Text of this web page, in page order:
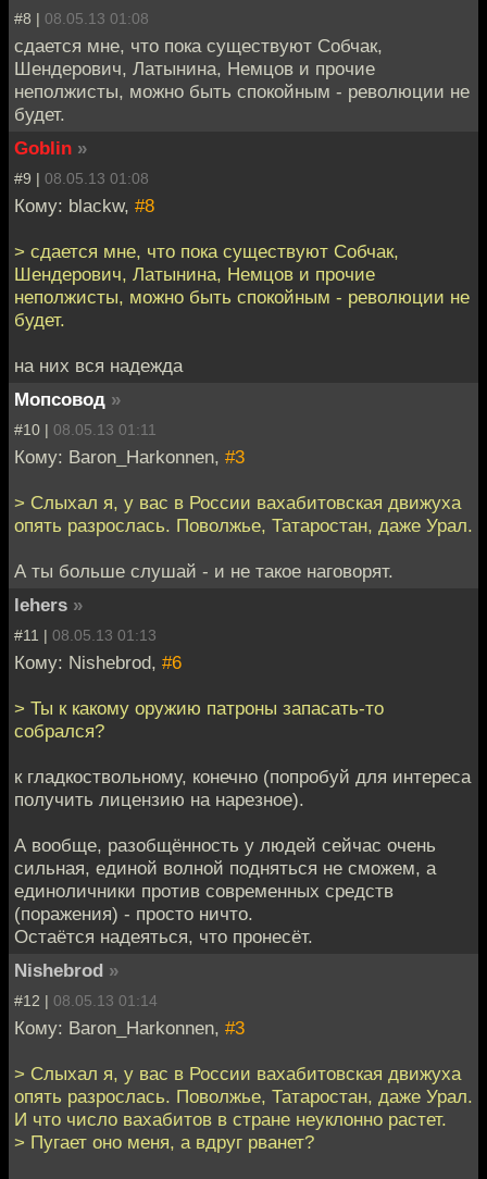
#8 | 08.05.13 01:08
сдается мне, что пока существуют Собчак,
Шендерович, Латынина, Немцов и прочие
неполжисты, можно быть спокойным - революции не
будет.
Goblin »
#9 | 08.05.13 01:08
Кому: blackw, #8
> сдается мне, что пока существуют Собчак,
Шендерович, Латынина, Немцов и прочие
неполжисты, можно быть спокойным - революции не
будет.
на них вся надежда
Мопсовод »
#10 | 08.05.13 01:11
Кому: Baron_Harkonnen, #3
> Слыхал я, у вас в России вахабитовская движуха
опять разрослась. Поволжье, Татаростан, даже Урал.
А ты больше слушай - и не такое наговорят.
lehers »
#11 | 08.05.13 01:13
Кому: Nishebrod, #6
> Ты к какому оружию патроны запасать-то
собрался?
к гладкоствольному, конечно (попробуй для интереса
получить лицензию на нарезное).
А вообще, разобщённость у людей сейчас очень
сильная, единой волной подняться не сможем, а
единоличники против современных средств
(поражения) - просто ничто.
Остаётся надеяться, что пронесёт.
Nishebrod »
#12 | 08.05.13 01:14
Кому: Baron_Harkonnen, #3
> Слыхал я, у вас в России вахабитовская движуха
опять разрослась. Поволжье, Татаростан, даже Урал.
И что число вахабитов в стране неуклонно растет.
> Пугает оно меня, а вдруг рванет?